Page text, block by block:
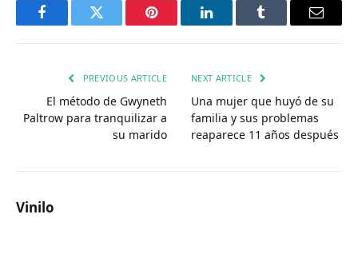
FacebookTwitter Pinterest LinkedInTumblr Email
PREVIOUS ARTICLE
El método de Gwyneth
Paltrow para tranquilizar a
su marido
NEXT ARTICLE
Una mujer que huyó de su
familia y sus problemas
reaparece 11 años después
Vinilo